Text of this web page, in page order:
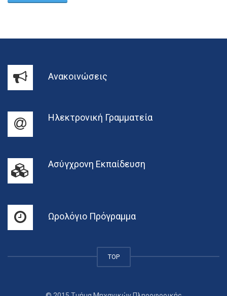
Ανακοινώσεις
Ηλεκτρονική Γραμματεία
Ασύγχρονη Εκπαίδευση
Ωρολόγιο Πρόγραμμα
TOP